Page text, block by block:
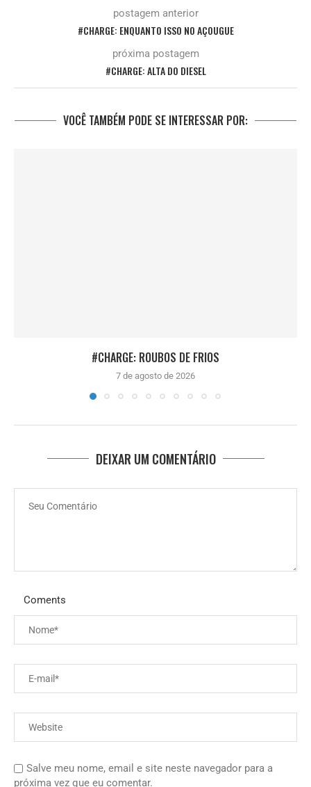
postagem anterior
#CHARGE: ENQUANTO ISSO NO AÇOUGUE
próxima postagem
#CHARGE: ALTA DO DIESEL
VOCÊ TAMBÉM PODE SE INTERESSAR POR:
#CHARGE: ROUBOS DE FRIOS
7 de agosto de 2026
DEIXAR UM COMENTÁRIO
Coments
Salve meu nome, email e site neste navegador para a
próxima vez que eu comentar.